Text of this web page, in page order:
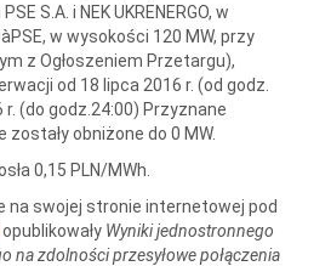
S.A. i NEK UKRENERGO, w
w wysokości 120 MW, przy
z Ogłoszeniem Przetargu),
od 18 lipca 2016 r. (od godz.
r. (do godz.24:00) Przyznane
zostały obniżone do 0 MW.
0,15 PLN/MWh.
na swojej stronie internetowej pod
opublikowały Wyniki jednostronnego
na zdolności przesyłowe połączenia